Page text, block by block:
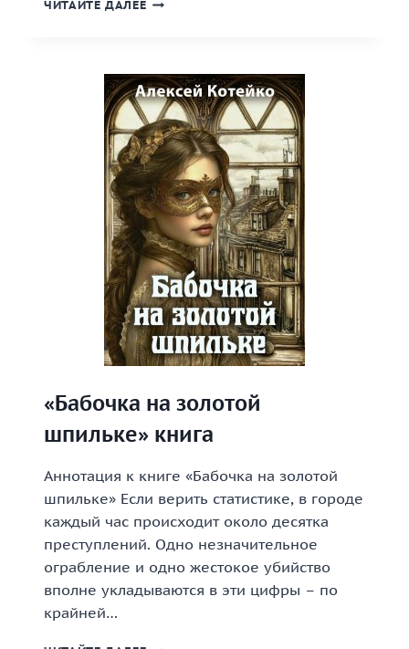
ЧИТАЙТЕ ДАЛЕЕ
«Бабочка на золотой
шпильке» книга
Аннотация к книге «Бабочка на золотой
шпильке» Если верить статистике, в городе
каждый час происходит около десятка
преступлений. Одно незначительное
ограбление и одно жестокое убийство
вполне укладываются в эти цифры – по
крайней…